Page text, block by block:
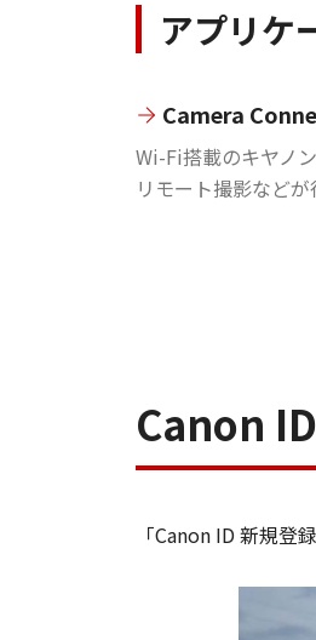
アプリケ
Camera
Wi-Fi搭載のキヤノ
リモート撮影などが
Canon
「Canon ID 新規登